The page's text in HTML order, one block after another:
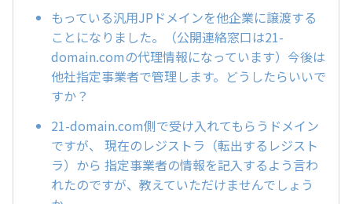
もっている汎用JPドメインを他企業に譲渡する
ことになりました。（公開連絡窓口は21-
domain.comの代理情報になっています）今後は
他社指定事業者で管理します。どうしたらいいで
すか？
21-domain.com側で受け入れてもらうドメイン
ですが、 現在のレジストラ（転出するレジスト
ラ）から 指定事業者の情報を記入するよう言わ
れたのですが、教えていただけませんでしょう